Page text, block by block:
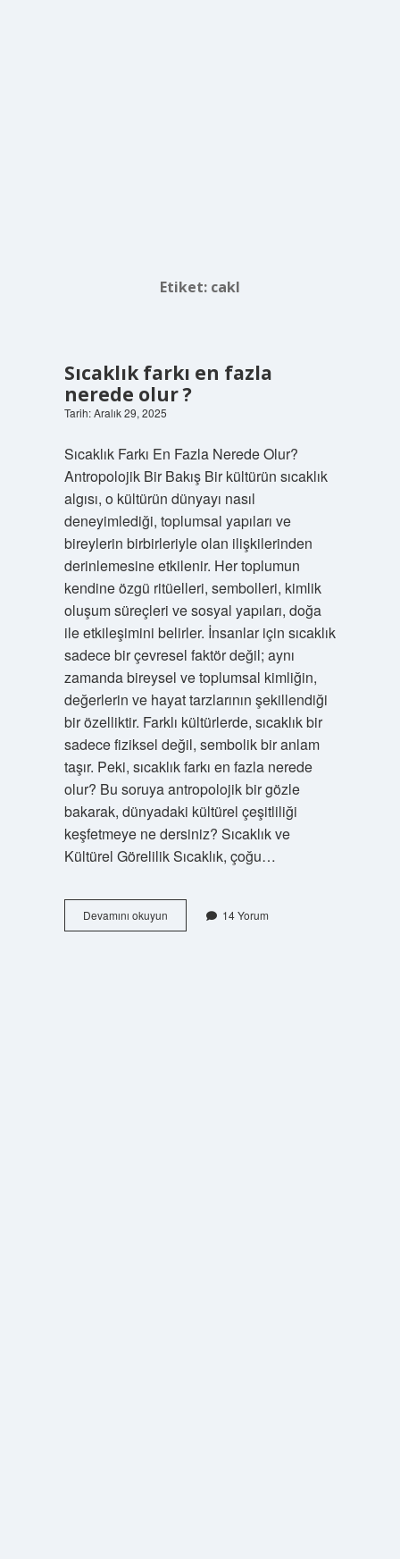
Etiket: cakl
Sıcaklık farkı en fazla
nerede olur ?
Tarih: Aralık 29, 2025
Sıcaklık Farkı En Fazla Nerede Olur?
Antropolojik Bir Bakış Bir kültürün sıcaklık
algısı, o kültürün dünyayı nasıl
deneyimlediği, toplumsal yapıları ve
bireylerin birbirleriyle olan ilişkilerinden
derinlemesine etkilenir. Her toplumun
kendine özgü ritüelleri, sembolleri, kimlik
oluşum süreçleri ve sosyal yapıları, doğa
ile etkileşimini belirler. İnsanlar için sıcaklık
sadece bir çevresel faktör değil; aynı
zamanda bireysel ve toplumsal kimliğin,
değerlerin ve hayat tarzlarının şekillendiği
bir özelliktir. Farklı kültürlerde, sıcaklık bir
sadece fiziksel değil, sembolik bir anlam
taşır. Peki, sıcaklık farkı en fazla nerede
olur? Bu soruya antropolojik bir gözle
bakarak, dünyadaki kültürel çeşitliliği
keşfetmeye ne dersiniz? Sıcaklık ve
Kültürel Görelilik Sıcaklık, çoğu…
Devamını okuyunSıcaklık
farkı
14 Yorum